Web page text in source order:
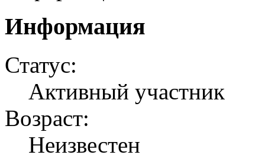
Информация
Статус:
Активный участник
Возраст:
Неизвестен